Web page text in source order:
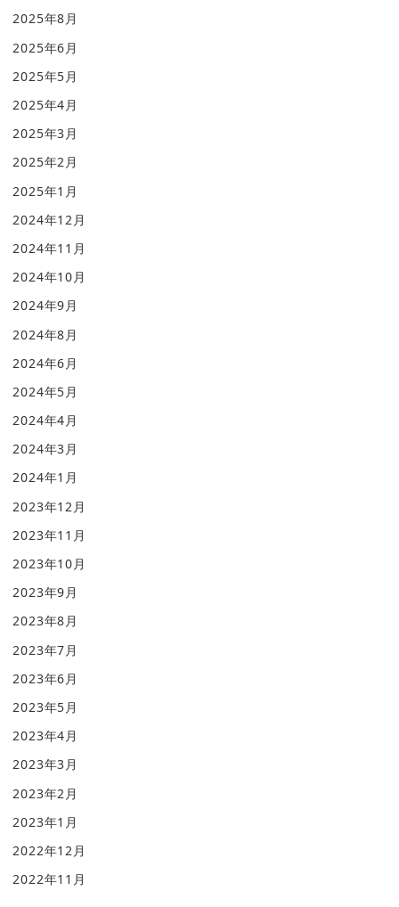
2025年8月
2025年6月
2025年5月
2025年4月
2025年3月
2025年2月
2025年1月
2024年12月
2024年11月
2024年10月
2024年9月
2024年8月
2024年6月
2024年5月
2024年4月
2024年3月
2024年1月
2023年12月
2023年11月
2023年10月
2023年9月
2023年8月
2023年7月
2023年6月
2023年5月
2023年4月
2023年3月
2023年2月
2023年1月
2022年12月
2022年11月